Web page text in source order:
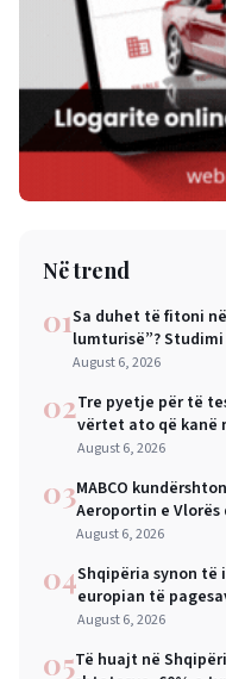
Në trend
01Sa duhet të fitoni
lumturisë”?
August 6, 2026
02Tre pyetje për të
vërtet ato që kanë
August 6, 2026
03MABCO
Aeroportin e
ndërkombëtar
August 6, 2026
04Shqipëria synon
europian të
mëdha për
August 6, 2026
05Të huajt në